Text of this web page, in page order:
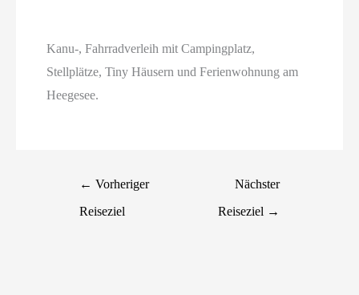
Kanu-, Fahrradverleih mit Campingplatz,
Stellplätze, Tiny Häusern und Ferienwohnung am
Heegesee.
← Vorheriger
Reiseziel
Nächster
Reiseziel →